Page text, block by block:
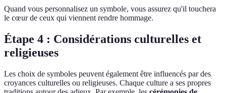
Quand vous personnalisez un symbole, vous assurez qu'il touchera
le cœur de ceux qui viennent rendre hommage.
Étape 4 : Considérations culturelles et
religieuses
Les choix de symboles peuvent également être influencés par des
croyances culturelles ou religieuses. Chaque culture a ses propres